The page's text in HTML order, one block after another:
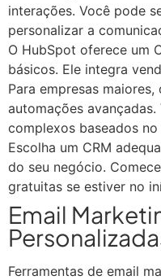
interações. Você pode
personalizar a
O HubSpot oferece um
básicos. Ele integra
Para empresas
automações
complexos baseados
Escolha um CRM
do seu negócio.
gratuitas se estiver no
Email
Ferramentas de email